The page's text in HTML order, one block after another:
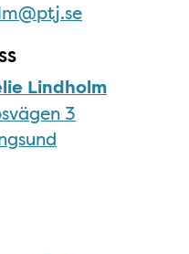
Lindholm
3